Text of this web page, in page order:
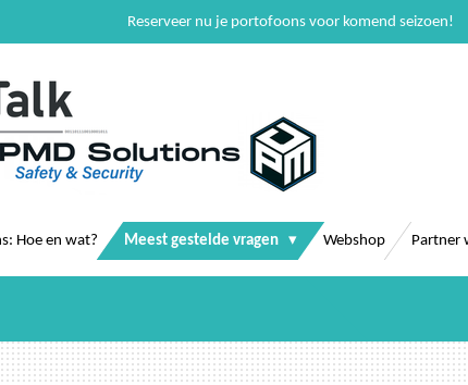
Reserveer nu je portofoons voor komend seizoen!
Hoe en wat? Meest gestelde vragen Webshop Partner